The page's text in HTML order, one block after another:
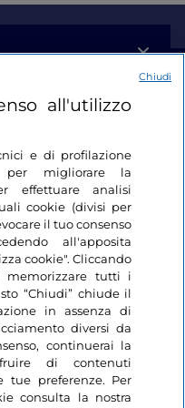
all'utilizzo
e di profilazione
per migliorare la
effettuare analisi
cookie (divisi per
il tuo consenso
all'apposita
cookie". Cliccando
memorizzare tutti i
“Chiudi” chiude il
in assenza di
diversi da
continuerai la
di contenuti
tue preferenze. Per
consulta la nostra
Chiudi